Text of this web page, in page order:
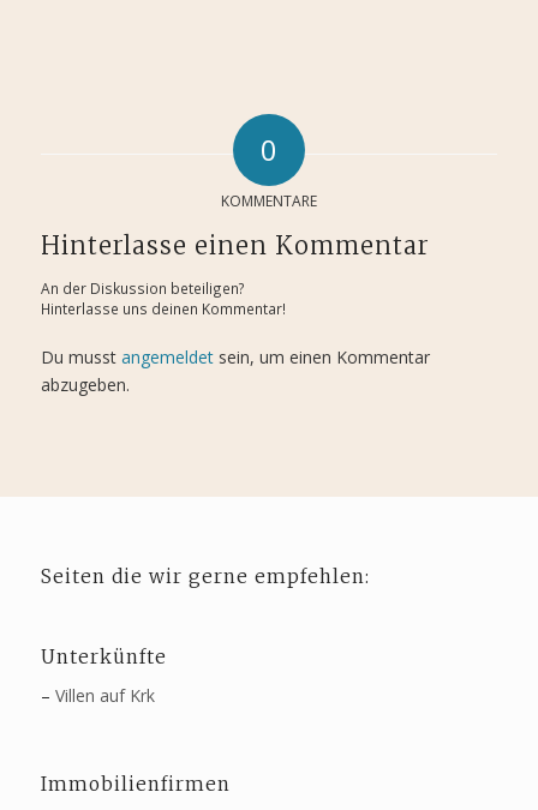
0
KOMMENTARE
Hinterlasse einen Kommentar
An der Diskussion beteiligen?
Hinterlasse uns deinen Kommentar!
Du musst angemeldetsein, um einen Kommentar
abzugeben.
Seiten die wir gerne empfehlen:
Unterkünfte
– Villen auf Krk
Immobilienfirmen